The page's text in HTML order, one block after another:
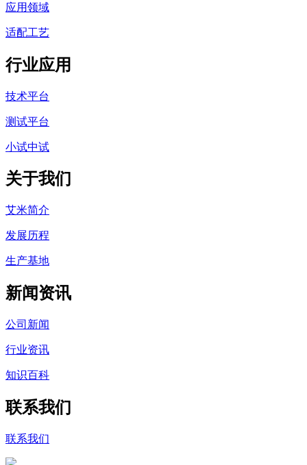
应用领域
适配工艺
行业应用
技术平台
测试平台
小试中试
关于我们
艾米简介
发展历程
生产基地
新闻资讯
公司新闻
行业资讯
知识百科
联系我们
联系我们